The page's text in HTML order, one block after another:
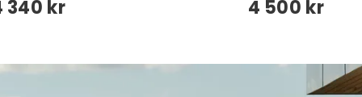
340 kr 4 500 kr